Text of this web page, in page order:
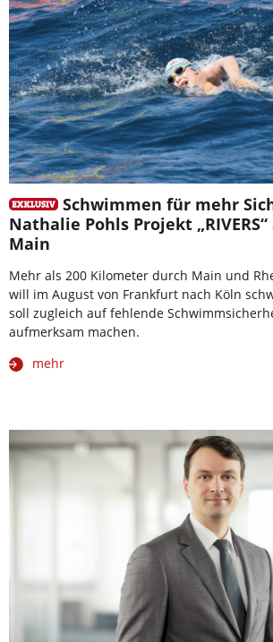
Schwimmen für mehr
Nathalie Pohls Projekt
Main
Mehr als 200 Kilometer durch Main und
will im August von Frankfurt nach Köln
soll zugleich auf fehlende
aufmerksam machen.
mehr